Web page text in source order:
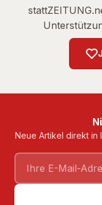
Neue Artikel direkt